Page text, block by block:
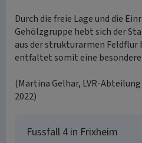
Durch die freie Lage und die
Gehölzgruppe hebt sich der
aus der strukturarmen Feldflur
entfaltet somit eine
(Martina Gelhar, LVR-
2022)
Fussfall 4 in Frixheim